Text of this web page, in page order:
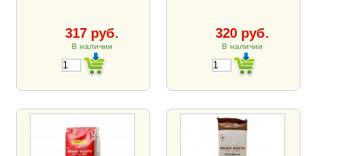
317 руб.
В наличии
320 руб.
В наличии